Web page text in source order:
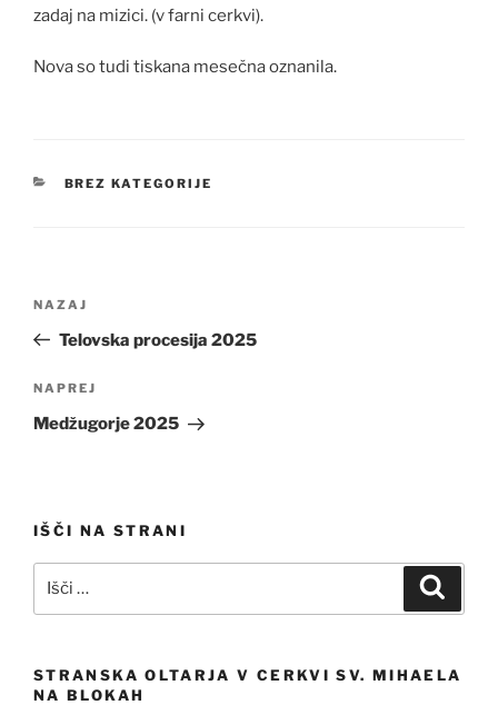
zadaj na mizici. (v farni cerkvi).
Nova so tudi tiskana mesečna oznanila.
KATEGORIJE
BREZ KATEGORIJE
Prejšnji
prispevek
NAZAJ
Telovska procesija 2025
Naslednji
prispevek
NAPREJ
Medžugorje 2025
IŠČI NA STRANI
STRANSKA OLTARJA V CERKVI SV. MIHAELA
NA BLOKAH